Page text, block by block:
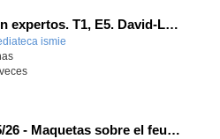
Charlas con expertos. T1, E5. David-Li Ilundáin Reviriego
ismie
Podcast 25/26 - Maquetas sobre el feudalismo